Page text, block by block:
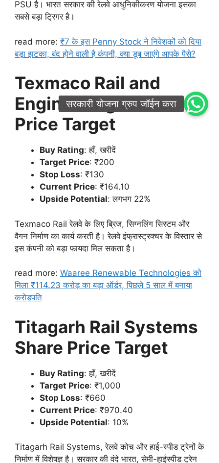
PSU है। भारत सरकार की रेलवे आधुनिकीकरण योजना इसका
सबसे बड़ा ट्रिगर है।
read more: ₹7 के इस Penny Stock ने निवेशकों को दिया
बड़ा झटका, बंद होने वाली है कंपनी, क्या डूब जाएंगे आपके पैसे?
Texmaco Rail and
Engineering Share
Price Target
Buy Rating: हाँ, खरीदें
Target Price: ₹200
Stop Loss: ₹130
Current Price: ₹164.10
Upside Potential: लगभग 22%
Texmaco Rail रेलवे के लिए ब्रिज, सिग्नलिंग सिस्टम और
वैगन निर्माण का कार्य करती है। रेलवे इंफ्रास्ट्रक्चर के विस्तार से
इस कंपनी को बड़ा फायदा मिल सकता है।
read more: Waaree Renewable Technologies को
मिला ₹114.23 करोड़ का बड़ा ऑर्डर, पिछले 5 साल में बनाया
करोड़पति
Titagarh Rail Systems
Share Price Target
Buy Rating: हाँ, खरीदें
Target Price: ₹1,000
Stop Loss: ₹660
Current Price: ₹970.40
Upside Potential: 10%
Titagarh Rail Systems, रेलवे कोच और हाई-स्पीड ट्रेनों के
निर्माण में विशेषज्ञ है। सरकार की वंदे भारत, सेमी-हाईस्पीड ट्रेन